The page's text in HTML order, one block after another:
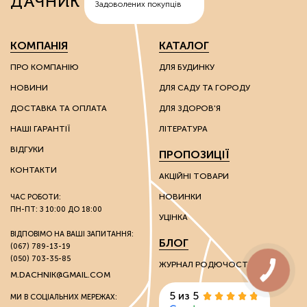
перліти – сполуки вулканічного походження, що
надають вологоутримуючі властивості субстратам;
діатоміти – багаті на кварц сполуки, які
використовують для покращення властивостей
надлегких ґрунтів.
Ці речовини мають каталітичні та іонообмінні
властивості, завдяки яким можна впливати на хімічні
Грунтополіпшувачі використовують без обмежень на
вид культури: вони однаково гарні як для плодоносних
культур, так і для пальм та інших екзотів.
Стимулятори росту
Розвиток культур багато в чому залежить від зовнішніх
факторів. Через несприятливі погодні умови на ранніх
стадіях розвитку молоді рослини розвиваються
недостатньо активно, виростають слабкими та
Задоволених покупців
КОМПАНІЯ
ПРО КОМПАНІЮ
НОВИНИ
ДОСТАВКА ТА ОПЛАТА
НАШІ ГАРАНТІЇ
ВІДГУКИ
КОНТАКТИ
ЧАС РОБОТИ:
ПН-ПТ: З 10:00 ДО 18:00
ВІДПОВІМО НА ВАШІ ЗАПИТАННЯ:
(067) 789-13-19
(050) 703-35-85
M.DACHNIK@GMAIL.COM
МИ В СОЦІАЛЬНИХ МЕРЕЖАХ:
КАТАЛОГ
ДЛЯ БУДИНКУ
ДЛЯ САДУ ТА ГОРОДУ
ДЛЯ ЗДОРОВ'Я
ЛІТЕРАТУРА
ПРОПОЗИЦІЇ
АКЦІЙНІ ТОВАРИ
НОВИНКИ
УЦІНКА
БЛОГ
ЖУРНАЛ РОДЮЧОСТІ
5 из 5